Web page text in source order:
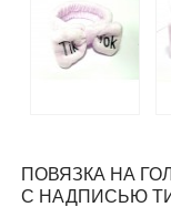
ПОВЯЗКА НА
С НАДПИСЬЮ